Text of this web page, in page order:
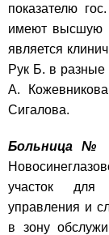
показателю
имеют высшую
является
Рук Б. в
А.
Сигалова.
Больница №
участок для
управления и
в зону